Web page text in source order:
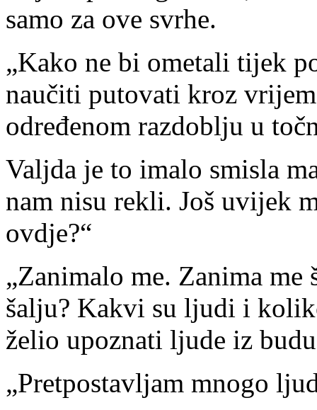
samo za ove svrhe.
„Kako ne bi ometali tijek
naučiti putovati kroz
određenom razdoblju u
Valjda je to imalo smisla
nam nisu rekli. Još uvijek
ovdje?“
„Zanimalo me. Zanima me
šalju? Kakvi su ljudi i
želio upoznati ljude iz
„Pretpostavljam mnogo